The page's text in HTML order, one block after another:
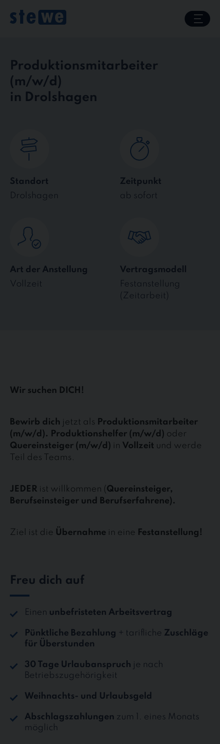
content
Produktionsmitarbeiter
in Drolshagen
Standort
Drolshagen
Zeitpunkt
ab sofort
Art der Anstellung
Vollzeit
Vertragsmodell
Festanstellung
(Zeitarbeit)
Wir suchen DICH!
Bewirb dich jetzt als Produktionsmitarbeiter
(m/w/d). Produktionshelfer (m/w/d) oder
Quereinsteiger (m/w/d) in Vollzeit und werde
Teil des Teams.
JEDER ist willkommen (Quereinsteiger,
Berufseinsteiger und Berufserfahrene).
Ziel ist die Übernahme in eine Festanstellung!
Freu dich auf
Einen unbefristeten Arbeitsvertrag
Pünktliche Bezahlung + tarifliche Zuschläge
für Überstunden
30 Tage Urlaubanspruch je nach
Betriebszugehörigkeit
Weihnachts- und Urlaubsgeld
Abschlagszahlungen zum 1. eines Monats
möglich